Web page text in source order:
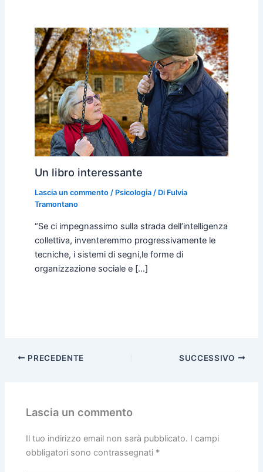
Un libro interessante
Lascia un commento / Psicologia/ Di Fulvia
Tramontano
“Se ci impegnassimo sulla strada dell’intelligenza
collettiva, inventeremmo progressivamente le
tecniche, i sistemi di segni,le forme di
organizzazione sociale e […]
PRECEDENTE SUCCESSIVO
Lascia un commento
Il tuo indirizzo email non sarà pubblicato. I campi
obbligatori sono contrassegnati *